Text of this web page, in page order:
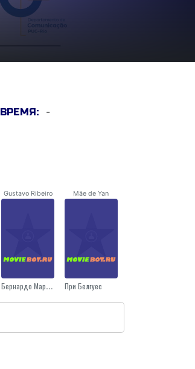
ВРЕМЯ: -
Gustavo Ribeiro
Бернардо Марqуес
Mãe de Yan
При Белгуес